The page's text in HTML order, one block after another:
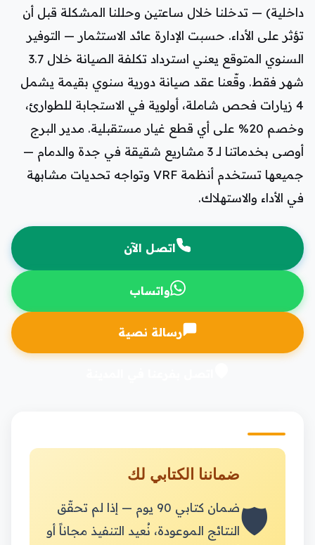
داخلية) — تدخلنا خلال ساعتين وحللنا المشكلة قبل أن
تؤثر على الأداء. حسبت الإدارة عائد الاستثمار — التوفير
السنوي المتوقع يعني استرداد تكلفة الصيانة خلال 3.7
شهر فقط. وقّعنا عقد صيانة دورية سنوي بقيمة يشمل
4 زيارات فحص شاملة، أولوية في الاستجابة للطوارئ،
وخصم 20% على أي قطع غيار مستقبلية. مدير البرج
أوصى بخدماتنا لـ 3 مشاريع شقيقة في جدة والدمام —
جميعها تستخدم أنظمة VRF وتواجه تحديات مشابهة
في الأداء والاستهلاك.
اتصل الآن
واتساب
رسالة نصية
🛡️
ضماننا الكتابي لك
ضمان كتابي 90 يوم — إذا لم تحقّق
النتائج الموعودة، نُعيد التنفيذ مجاناً أو